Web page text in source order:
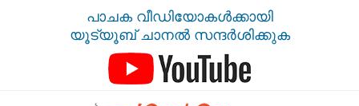
പാചക വീഡിയോകൾക്കായി
യൂട്യൂബ് ചാനൽ സന്ദർശിക്കുക